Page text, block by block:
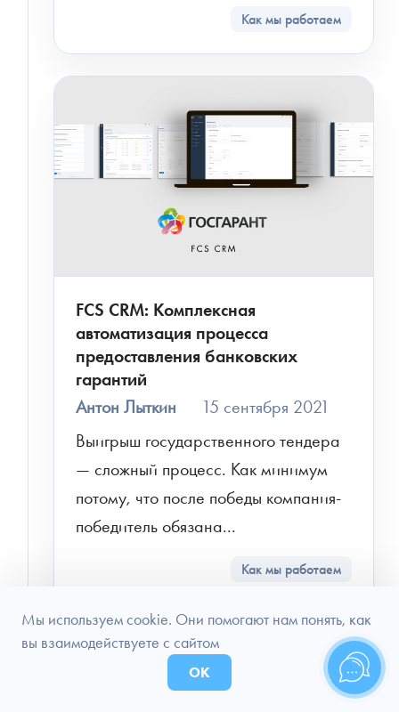
Как мы работаем
FCS CRM: Комплексная
автоматизация процесса
предоставления банковских
гарантий
Антон Лыткин
15 сентября 2021
Выигрыш государственного тендера
— сложный процесс. Как минимум
потому, что после победы компания-
победитель обязана...
Как мы работаем
Мы используем cookie. Они помогают нам понять, как
вы взаимодействуете с сайтом
ОК